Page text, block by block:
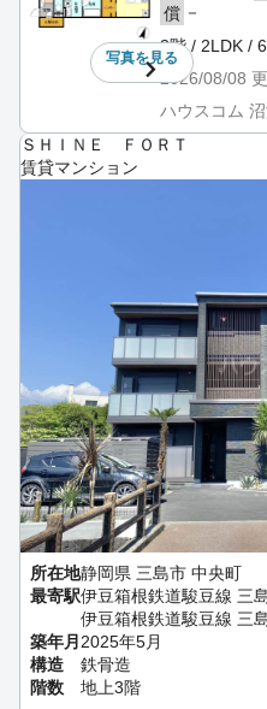
写真を見る
償 －
3階 / 2LDK /
2026/08/08
ハウスコム
ＳＨＩＮＥ ＦＯＲＴ
賃貸マンション
所在地静岡県 三島市 中央町
最寄駅伊豆箱根鉄道駿豆線 三
伊豆箱根鉄道駿豆線 三
築年月 2025年5月
構造
鉄骨造
階数
地上3階